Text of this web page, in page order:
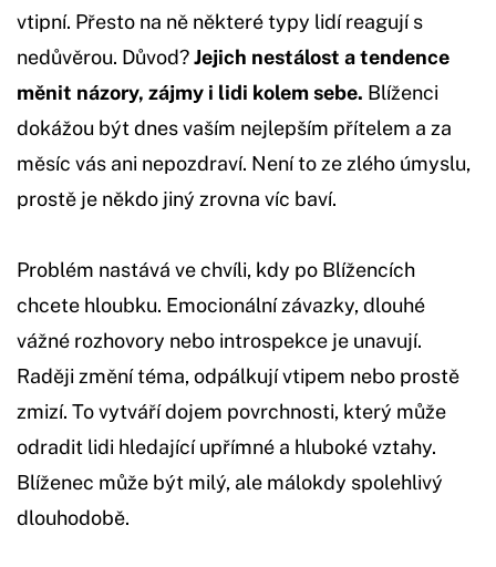
vtipní. Přesto na ně některé typy lidí reagují s
nedůvěrou. Důvod?Jejich nestálost a tendence
měnit názory, zájmy i lidi kolem sebe. Blíženci
dokážou být dnes vaším nejlepším přítelem a za
měsíc vás ani nepozdraví. Není to ze zlého úmyslu,
prostě je někdo jiný zrovna víc baví.
Problém nastává ve chvíli, kdy po Blížencích
chcete hloubku. Emocionální závazky, dlouhé
vážné rozhovory nebo introspekce je unavují.
Raději změní téma, odpálkují vtipem nebo prostě
zmizí. To vytváří dojem povrchnosti, který může
odradit lidi hledající upřímné a hluboké vztahy.
Blíženec může být milý, ale málokdy spolehlivý
dlouhodobě.